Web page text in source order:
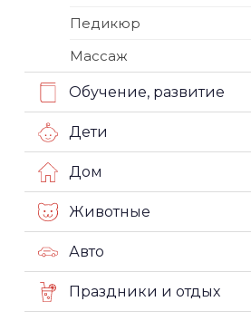
Педикюр
Массаж
Обучение, развитие
Дети
Дом
Животные
Авто
Праздники и отдых